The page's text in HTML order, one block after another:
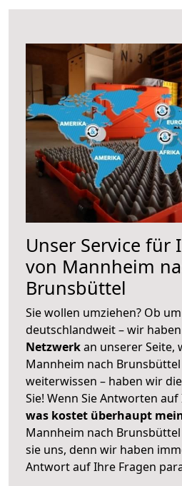
Unser Service für
von Mannheim
Brunsbüttel
Sie wollen umziehen? Ob
deutschlandweit – wir
Netzwerkan unserer Seite,
Mannheim nach
weiterwissen – haben wir
Sie! Wenn Sie Antworten
was kostet überhaupt
Mannheim nach
sie uns, denn wir haben
Antwort auf Ihre Fragen